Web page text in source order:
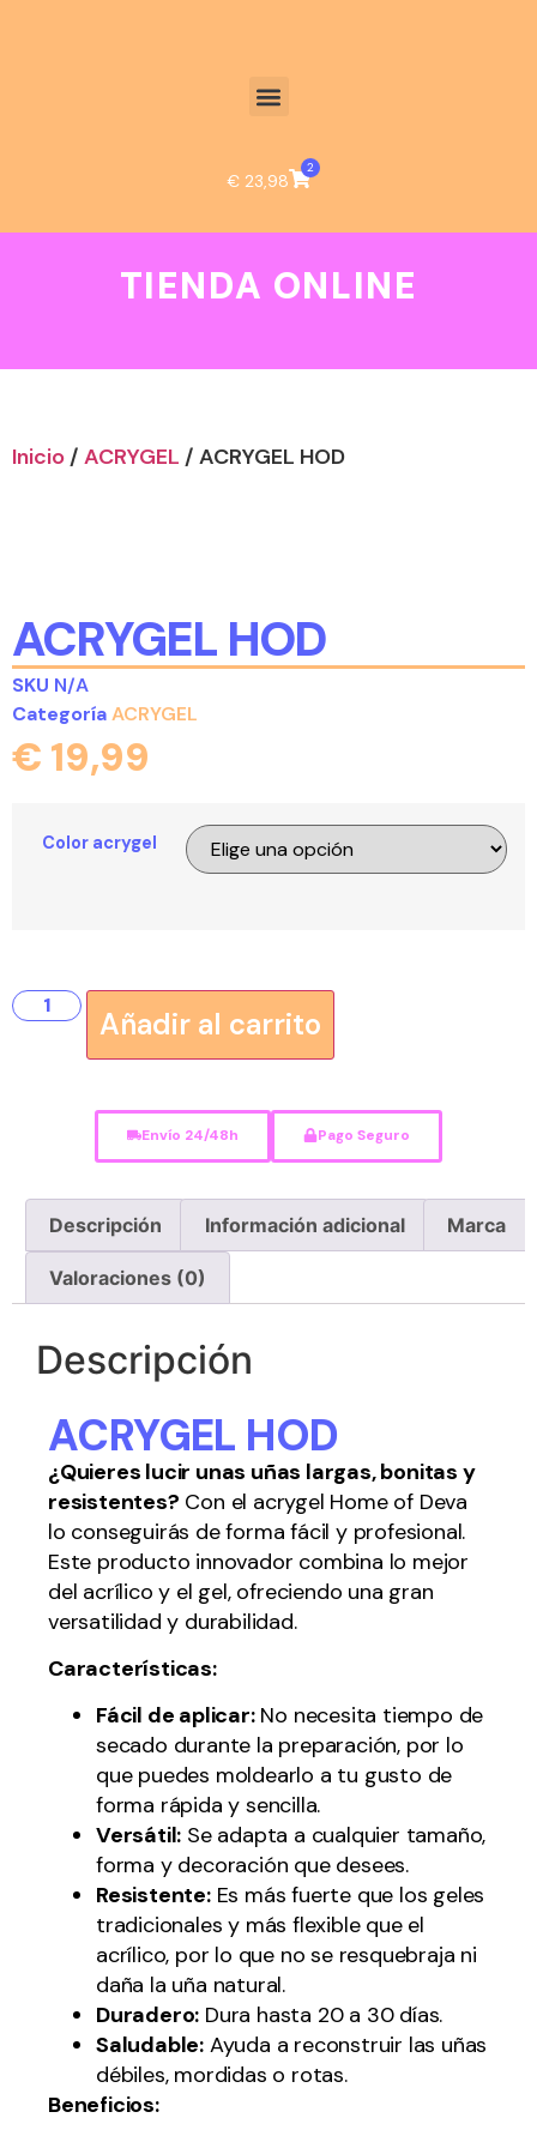
€ 23,98
2
TIENDA ONLINE
Inicio/ ACRYGEL / ACRYGEL HOD
ACRYGEL HOD
SKU N/A
CategoríaACRYGEL
€ 19,99
Color acrygel
Añadir al carrito
Envío 24/48h Pago Seguro
Descripción Información adicional Marca
Valoraciones (0)
Descripción
ACRYGEL HOD
¿Quieres lucir unas uñas largas, bonitas y
resistentes? Con el acrygel Home of Deva
lo conseguirás de forma fácil y profesional.
Este producto innovador combina lo mejor
del acrílico y el gel, ofreciendo una gran
versatilidad y durabilidad.
Características:
Fácil de aplicar:No necesita tiempo de
secado durante la preparación, por lo
que puedes moldearlo a tu gusto de
forma rápida y sencilla.
Versátil: Se adapta a cualquier tamaño,
forma y decoración que desees.
Resistente:Es más fuerte que los geles
tradicionales y más flexible que el
acrílico, por lo que no se resquebraja ni
daña la uña natural.
Duradero: Dura hasta 20 a 30 días.
Saludable: Ayuda a reconstruir las uñas
débiles, mordidas o rotas.
Beneficios: